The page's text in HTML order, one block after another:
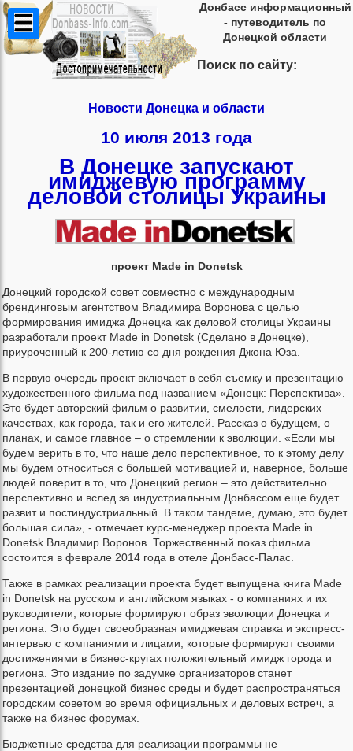
Донбасс информационный
- путеводитель по
Донецкой области
Поиск по сайту:
Новости Донецка и области
10 июля 2013 года
В Донецке запускают
имиджевую программу
деловой столицы Украины
проект Made in Donetsk
Донецкий городской совет совместно с международным
брендинговым агентством Владимира Воронова с целью
формирования имиджа Донецка как деловой столицы Украины
разработали проект Made in Donetsk (Сделано в Донецке),
приуроченный к 200-летию со дня рождения Джона Юза.
В первую очередь проект включает в себя съемку и презентацию
художественного фильма под названием «Донецк: Перспектива».
Это будет авторский фильм о развитии, смелости, лидерских
качествах, как города, так и его жителей. Рассказ о будущем, о
планах, и самое главное – о стремлении к эволюции. «Если мы
будем верить в то, что наше дело перспективное, то к этому делу
мы будем относиться с большей мотивацией и, наверное, больше
людей поверит в то, что Донецкий регион – это действительно
перспективно и вслед за индустриальным Донбассом еще будет
развит и постиндустриальный. В таком тандеме, думаю, это будет
большая сила», - отмечает курс-менеджер проекта Made in
Donetsk Владимир Воронов. Торжественный показ фильма
состоится в феврале 2014 года в отеле Донбасс-Палас.
Также в рамках реализации проекта будет выпущена книга Made
in Donetsk на русском и английском языках - о компаниях и их
руководители, которые формируют образ эволюции Донецка и
региона. Это будет своеобразная имиджевая справка и экспресс-
интервью с компаниями и лицами, которые формируют своими
достижениями в бизнес-кругах положительный имидж города и
региона. Это издание по задумке организаторов станет
презентацией донецкой бизнес среды и будет распространяться
городским советом во время официальных и деловых встреч, а
также на бизнес форумах.
Бюджетные средства для реализации программы не